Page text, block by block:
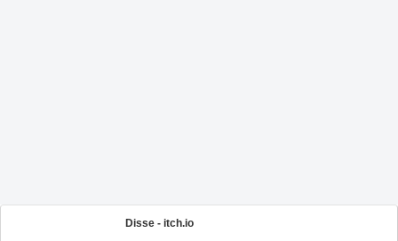
Disse - itch.io